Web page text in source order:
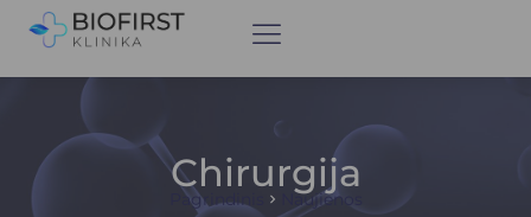
Chirurgija
Pagrindinis Naujienos